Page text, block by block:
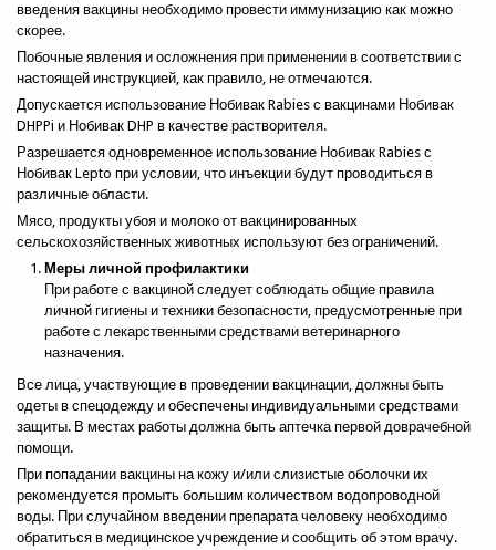
введения вакцины необходимо провести иммунизацию как можно
скорее.
Побочные явления и осложнения при применении в соответствии с
настоящей инструкцией, как правило, не отмечаются.
Допускается использование Нобивак Rabies с вакцинами Нобивак
DHPPi и Нобивак DHP в качестве растворителя.
Разрешается одновременное использование Нобивак Rabies с
Нобивак Lepto при условии, что инъекции будут проводиться в
различные области.
Мясо, продукты убоя и молоко от вакцинированных
сельскохозяйственных животных используют без ограничений.
Меры личной профилактики
При работе с вакциной следует соблюдать общие правила
личной гигиены и техники безопасности, предусмотренные при
работе с лекарственными средствами ветеринарного
назначения.
Все лица, участвующие в проведении вакцинации, должны быть
одеты в спецодежду и обеспечены индивидуальными средствами
защиты. В местах работы должна быть аптечка первой доврачебной
помощи.
При попадании вакцины на кожу и/или слизистые оболочки их
рекомендуется промыть большим количеством водопроводной
воды. При случайном введении препарата человеку необходимо
обратиться в медицинское учреждение и сообщить об этом врачу.
Страна
Телефон
Тема*
Отправить копию мне?
Отправить Закрыть форму